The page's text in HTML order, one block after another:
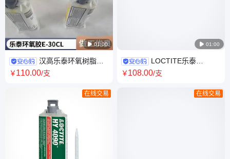
 01:00
汉高乐泰环氧树脂胶
E-30CL透明无色环氧胶ab胶粘
￥110.00/支
在线交易
 01:00
LOCTITE乐泰
SF7200厌氧胶除胶剂清除垫片
￥108.00/支
在线交易